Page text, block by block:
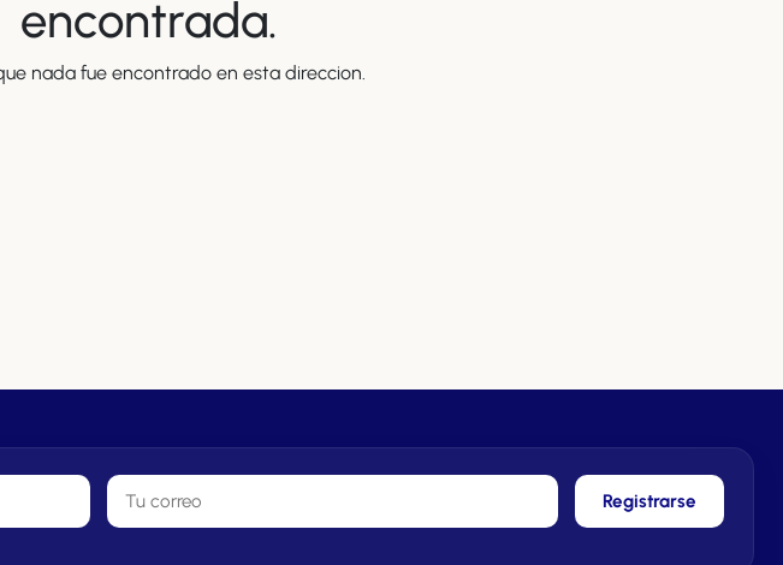
encontrada.
nada fue encontrado en esta direccion.
Registrarse